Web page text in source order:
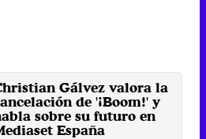
Gálvez valora la
de '¡Boom!' y
sobre su futuro en
España